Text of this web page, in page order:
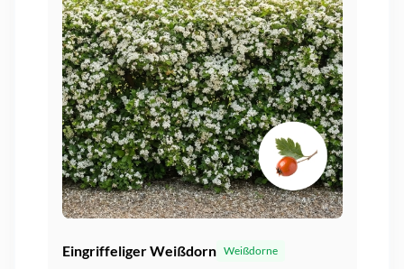
Eingriffeliger Weißdorn Weißdorne